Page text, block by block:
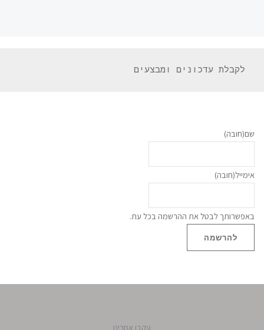
שם(חובה)
אימייל(חובה)
באפשרותך לבטל את ההרשמה בכל עת.
להרשמה
עקבו אחרינו